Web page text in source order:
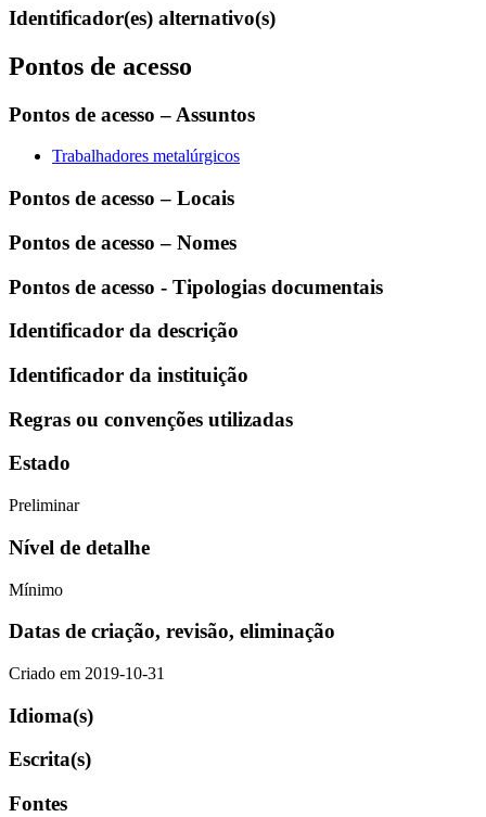
Identificador(es) alternativo(s)
Pontos de acesso
Pontos de acesso – Assuntos
Trabalhadores metalúrgicos
Pontos de acesso – Locais
Pontos de acesso – Nomes
Pontos de acesso - Tipologias documentais
Identificador da descrição
Identificador da instituição
Regras ou convenções utilizadas
Estado
Preliminar
Nível de detalhe
Mínimo
Datas de criação, revisão, eliminação
Criado em 2019-10-31
Idioma(s)
Escrita(s)
Fontes